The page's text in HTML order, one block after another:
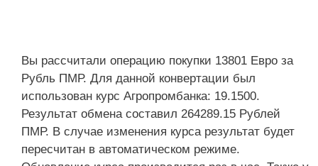
Вы рассчитали операцию покупки 13801 Евро за
Рубль ПМР. Для данной конвертации был
использован курс Агропромбанка: 19.1500.
Результат обмена составил 264289.15 Рублей
ПМР. В случае изменения курса результат будет
пересчитан в автоматическом режиме.